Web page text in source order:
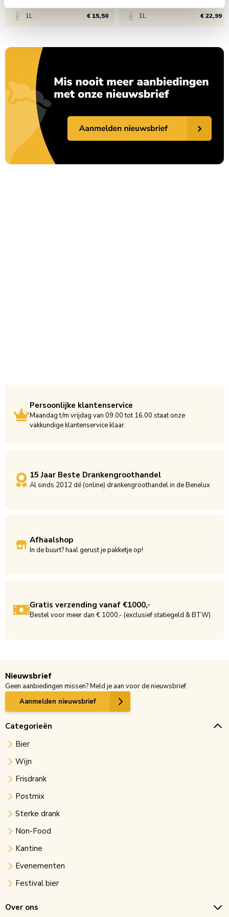
1L € 15,50
Bekijk product
6x € 15,50
1L € 22,99
Bekijk product
€ 23,99
Persoonlijke klantenservice
Maandag t/m vrijdag van 09.00 tot 16.00 staat onze
vakkundige klantenservice klaar.
15 Jaar Beste Drankengroothandel
Al sinds 2012 dé (online) drankengroothandel in de Benelux
Afhaalshop
In de buurt? haal gerust je pakketje op!
Gratis verzending vanaf €1000,-
Bestel voor meer dan € 1000,- (exclusief statiegeld & BTW)
Nieuwsbrief
Geen aanbiedingen missen? Meld je aan voor de nieuwsbrief.
Aanmelden nieuwsbrief
Categorieën
Bier
Wijn
Frisdrank
Postmix
Sterke drank
Non-Food
Kantine
Evenementen
Festival bier
Over ons